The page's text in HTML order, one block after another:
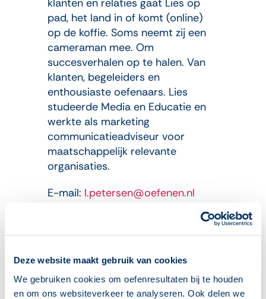
Deze website maakt gebruik van cookies
We gebruiken cookies om oefenresultaten bij te houden
en om ons websiteverkeer te analyseren. Ook delen we
klanten en relaties gaat Lies op
pad, het land in of komt (online)
op de koffie. Soms neemt zij een
cameraman mee. Om
succesverhalen op te halen. Van
klanten, begeleiders en
enthousiaste oefenaars. Lies
studeerde Media en Educatie en
werkte als marketing
communicatieadviseur voor
maatschappelijk relevante
organisaties.
E-mail: l.petersen@oefenen.nl